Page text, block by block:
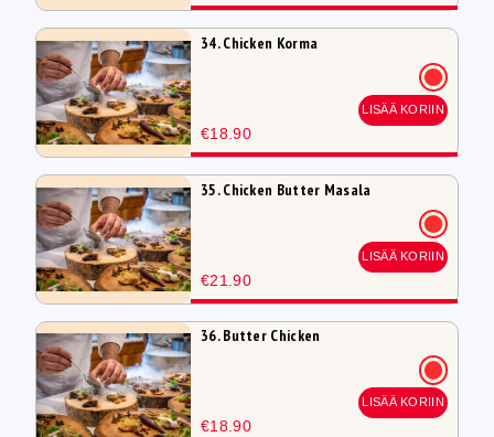
34. Chicken Korma
€18.90
LISÄÄ KORIIN
35. Chicken Butter Masala
€21.90
LISÄÄ KORIIN
36. Butter Chicken
€18.90
LISÄÄ KORIIN